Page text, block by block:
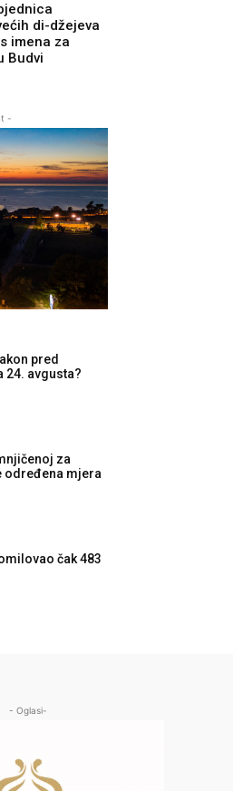
di-džejeva
imena za
Budvi
-
pred
24. avgusta?
za
određena mjera
čak 483
- Oglasi-